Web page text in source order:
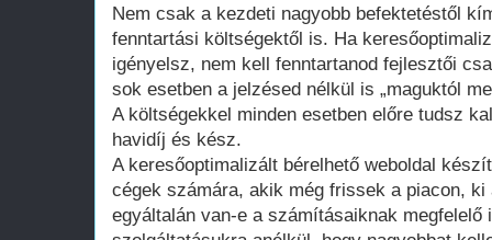
Nem csak a kezdeti nagyobb befektetéstől
fenntartási költségektől is. Ha
igényelsz, nem kell fenntartanod fejlesztői
sok esetben a jelzésed nélkül is „maguktól
A költségekkel minden esetben előre tudsz
havidíj és kész.
A keresőoptimalizált bérelhető weboldal
cégek számára, akik még frissek a piacon, ki
egyáltalán van-e a számításaiknak megfelelő